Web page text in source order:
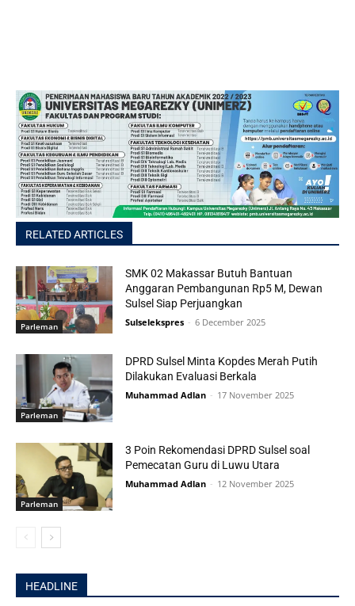
RELATED ARTICLES
Parleman
SMK 02 Makassar Butuh Bantuan
Anggaran Pembangunan Rp5 M, Dewan
Sulsel Siap Perjuangkan
Sulselekspres - 6 December 2025
Parleman
DPRD Sulsel Minta Kopdes Merah Putih
Dilakukan Evaluasi Berkala
Muhammad Adlan - 17 November 2025
Parleman
3 Poin Rekomendasi DPRD Sulsel soal
Pemecatan Guru di Luwu Utara
Muhammad Adlan - 12 November 2025
HEADLINE